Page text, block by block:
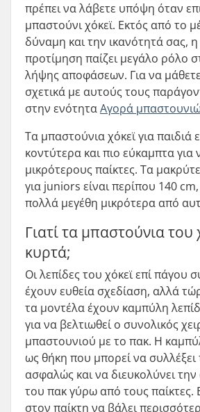
πρέπει να λάβετε υπόψη όταν
μπαστούνι χόκεϊ. Εκτός από το
δύναμη και την ικανότητά σας,
προτίμηση παίζει μεγάλο ρόλο
λήψης αποφάσεων. Για να
σχετικά με αυτούς τους
στην ενότηταΑγορά
Τα μπαστούνια χόκεϊ για παιδιά
κοντύτερα και πιο εύκαμπτα για
μικρότερους παίκτες. Τα
για juniors είναι περίπου 140
πολλά μεγέθη μικρότερα από
Γιατί τα μπαστούνια του
κυρτά;
Οι λεπίδες του χόκεϊ επί πάγου
έχουν ευθεία σχεδίαση, αλλά
τα μοντέλα έχουν καμπύλη
για να βελτιωθεί ο συνολικός
μπαστουνιού με το πακ. Η
ως θήκη που μπορεί να συλλέξει
ασφαλώς και να διευκολύνει
του πακ γύρω από τους παίκτες.
στον παίκτη να βάλει